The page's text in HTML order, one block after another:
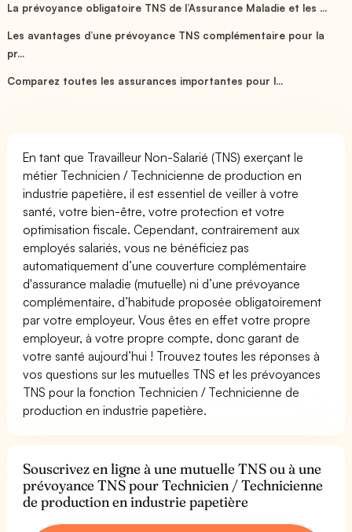
La prévoyance obligatoire TNS de l’Assurance Maladie et les ...
Les avantages d’une prévoyance TNS complémentaire pour la
pr...
Comparez toutes les assurances importantes pour l...
En tant que Travailleur Non-Salarié (TNS) exerçant le
métier Technicien / Technicienne de production en
industrie papetière, il est essentiel de veiller à votre
santé, votre bien-être, votre protection et votre
optimisation fiscale. Cependant, contrairement aux
employés salariés, vous ne bénéficiez pas
automatiquement d’une couverture complémentaire
d'assurance maladie (mutuelle) ni d’une prévoyance
complémentaire, d’habitude proposée obligatoirement
par votre employeur. Vous êtes en effet votre propre
employeur, à votre propre compte, donc garant de
votre santé aujourd’hui ! Trouvez toutes les réponses à
vos questions sur les mutuelles TNS et les prévoyances
TNS pour la fonction Technicien / Technicienne de
production en industrie papetière.
Souscrivez en ligne à une mutuelle TNS ou à une
prévoyance TNS pour Technicien / Technicienne
de production en industrie papetière